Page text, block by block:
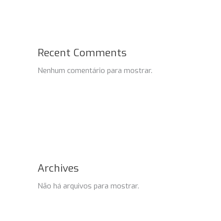
Recent Comments
Nenhum comentário para mostrar.
Archives
Não há arquivos para mostrar.